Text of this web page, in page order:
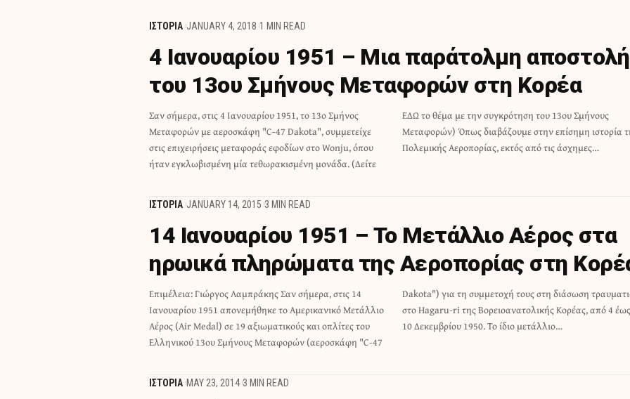
ΙΣΤΟΡΙΑ JANUARY 4, 2018 1 MIN READ
4 Ιανουαρίου 1951 – Μια παράτολμη αποστολή
του 13ου Σμήνους Μεταφορών στη Κορέα
Σαν σήμερα, στις 4 Ιανουαρίου 1951, το 13ο Σμήνος
Μεταφορών με αεροσκάφη "C-47 Dakota", συμμετείχε
στις επιχειρήσεις μεταφοράς εφοδίων στο Wonju, όπου
ήταν εγκλωβισμένη μία τεθωρακισμένη μονάδα. (Δείτε
ΕΔΩ το θέμα με την συγκρότηση του 13ου Σμήνους
Μεταφορών) Όπως διαβάζουμε στην επίσημη ιστορία της
Πολεμικής Αεροπορίας, εκτός από τις άσχημες…
ΙΣΤΟΡΙΑ JANUARY 14, 2015 3 MIN READ
14 Ιανουαρίου 1951 – To Μετάλλιο Αέρος στα
ηρωικά πληρώματα της Αεροπορίας στη
Επιμέλεια: Γιώργος Λαμπράκης Σαν σήμερα, στις 14
Ιανουαρίου 1951 απονεμήθηκε το Αμερικανικό Μετάλλιο
Αέρος (Air Medal) σε 19 αξιωματικούς και οπλίτες του
Ελληνικού 13ου Σμήνους Μεταφορών (αεροσκάφη "C-47
Dakota") για τη συμμετοχή τους στη διάσωση τραυματιών
στο Hagaru-ri της Βορειοανατολικής Κορέας, από 4 έως
10 Δεκεμβρίου 1950. Το ίδιο μετάλλιο…
ΙΣΤΟΡΙΑ MAY 23, 2014 3 MIN READ